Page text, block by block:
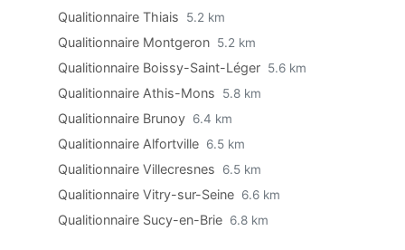
Qualitionnaire Thiais 5.2 km
Qualitionnaire Montgeron 5.2 km
Qualitionnaire Boissy-Saint-Léger 5.6 km
Qualitionnaire Athis-Mons 5.8 km
Qualitionnaire Brunoy 6.4 km
Qualitionnaire Alfortville 6.5 km
Qualitionnaire Villecresnes 6.5 km
Qualitionnaire Vitry-sur-Seine 6.6 km
Qualitionnaire Sucy-en-Brie 6.8 km